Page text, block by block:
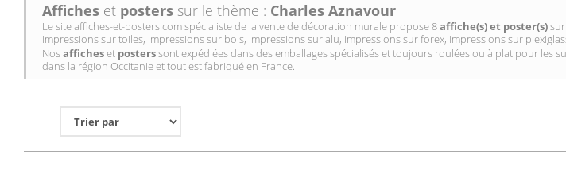
Affiches et posters sur le thème : Charles Aznavour
Le site affiches-et-posters.com spécialiste de la vente de décoration murale propose 8affiche(s) et poster(s)
impressions sur toiles, impressions sur bois, impressions sur alu, impressions sur forex, impressions sur
Nosafficheset posterssont expédiées dans des emballages spécialisés et toujours roulées ou à plat pour les
dans la région Occitanie et tout est fabriqué en France.